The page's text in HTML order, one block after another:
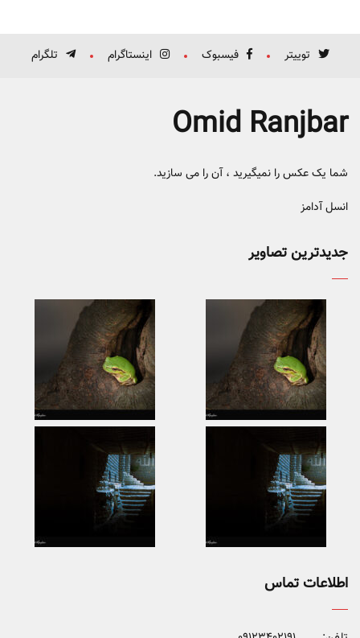
توییتر فیسبوک اینستاگرام تلگرام
Omid Ranjbar
شما یک عکس را نمیگیرید ، آن را می سازید.
انسل آدامز
جدیدترین تصاویر
اطلاعات تماس